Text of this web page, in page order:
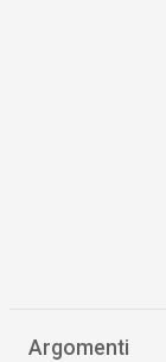
Argomenti